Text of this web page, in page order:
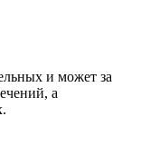
и может за
а